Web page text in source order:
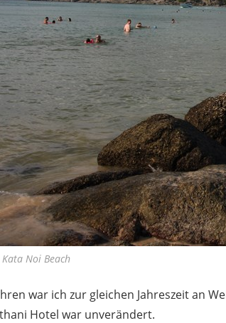
Noi Beach
war ich zur gleichen Jahreszeit an
Hotel war unverändert.